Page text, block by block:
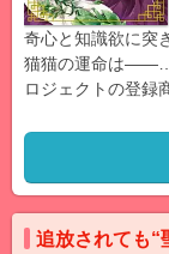
奇心と知識欲に突
猫猫の運命は
ロジェクトの登録
追放されても“